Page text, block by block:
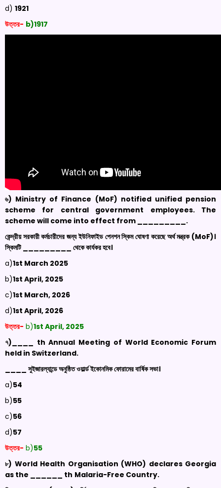
d) 1921
উত্তর- b)1917
৬) Ministry of Finance (MoF) notified unified pension
scheme for central government employees. The
scheme will come into effect from
_________.
কেন্দ্রীয় সরকারী কর্মচারীদের জন্য ইউনিফাইড পেনশন স্কিম ঘোষণা করেছে অর্থ মন্ত্রক (MoF)।
স্কিমটি _________ থেকে কার্যকর হবে।
a)1st March 2025
b)1st April, 2025
c)1st March, 2026
d)1st April, 2026
উত্তর- b)1st April, 2025
৭)
th Annual Meeting of World Economic Forum
held in Switzerland.
____ সুইজারল্যান্ডে অনুষ্ঠিত ওয়ার্ল্ড ইকোনমিক ফোরামের বার্ষিক সভা।
a)54
b)55
c)56
d)57
উত্তর- b)55
৮) World Health Organisation (WHO) declares Georgia
as the
th Malaria-Free Country.